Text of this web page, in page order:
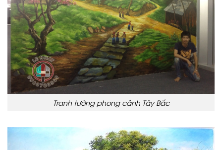
Tranh tường phong cảnh Tây Bắc